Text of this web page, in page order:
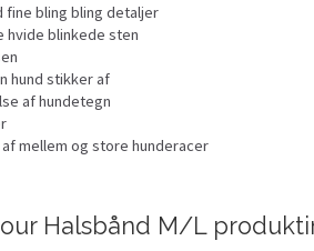
fine bling bling detaljer
hvide blinkede sten
hund stikker af
af hundetegn
mellem og store hunderacer
Halsbånd M/L